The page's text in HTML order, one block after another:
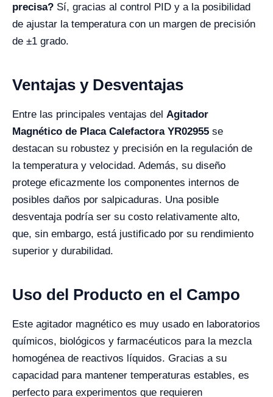
precisa? Sí, gracias al control PID y a la posibilidad
de ajustar la temperatura con un margen de precisión
de ±1 grado.
Ventajas y Desventajas
Entre las principales ventajas del Agitador
Magnético de Placa Calefactora YR02955 se
destacan su robustez y precisión en la regulación de
la temperatura y velocidad. Además, su diseño
protege eficazmente los componentes internos de
posibles daños por salpicaduras. Una posible
desventaja podría ser su costo relativamente alto,
que, sin embargo, está justificado por su rendimiento
superior y durabilidad.
Uso del Producto en el Campo
Este agitador magnético es muy usado en laboratorios
químicos, biológicos y farmacéuticos para la mezcla
homogénea de reactivos líquidos. Gracias a su
capacidad para mantener temperaturas estables, es
perfecto para experimentos que requieren